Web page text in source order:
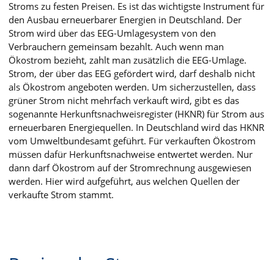
Stroms zu festen Preisen. Es ist das wichtigste Instrument für
den Ausbau erneuerbarer Energien in Deutschland. Der
Strom wird über das EEG-Umlagesystem von den
Verbrauchern gemeinsam bezahlt. Auch wenn man
Ökostrom bezieht, zahlt man zusätzlich die EEG-Umlage.
Strom, der über das EEG gefördert wird, darf deshalb nicht
als Ökostrom angeboten werden. Um sicherzustellen, dass
grüner Strom nicht mehrfach verkauft wird, gibt es das
sogenannte Herkunftsnachweisregister (HKNR) für Strom aus
erneuerbaren Energiequellen. In Deutschland wird das HKNR
vom Umweltbundesamt geführt. Für verkauften Ökostrom
müssen dafür Herkunftsnachweise entwertet werden. Nur
dann darf Ökostrom auf der Stromrechnung ausgewiesen
werden. Hier wird aufgeführt, aus welchen Quellen der
verkaufte Strom stammt.